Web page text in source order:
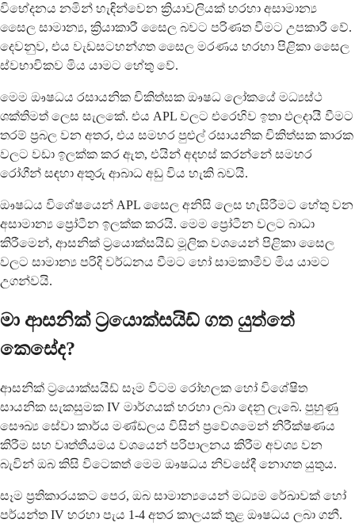
විභේදනය නමින් හැඳින්වෙන ක්‍රියාවලියක් හරහා අසාමාන්‍ය
සෛල සාමාන්‍ය, ක්‍රියාකාරී සෛල බවට පරිණත වීමට උපකාරී වේ.
දෙවනුව, එය වැඩසටහන්ගත සෛල මරණය හරහා පිළිකා සෛල
ස්වභාවිකව මිය යාමට හේතු වේ.
මෙම ඖෂධය රසායනික චිකිත්සක ඖෂධ ලෝකයේ මධ්‍යස්ථ
ශක්තිමත් ලෙස සැලකේ. එය APL වලට එරෙහිව ඉතා ඵලදායී වීමට
තරම් ප්‍රබල වන අතර, එය සමහර පුළුල් රසායනික චිකිත්සක කාරක
වලට වඩා ඉලක්ක කර ඇත, එයින් අදහස් කරන්නේ සමහර
රෝගීන් සඳහා අතුරු ආබාධ අඩු විය හැකි බවයි.
ඖෂධය විශේෂයෙන් APL සෛල අනිසි ලෙස හැසිරීමට හේතු වන
අසාමාන්‍ය ප්‍රෝටීන ඉලක්ක කරයි. මෙම ප්‍රෝටීන වලට බාධා
කිරීමෙන්, ආසනික් ට්‍රයොක්සයිඩ් මූලික වශයෙන් පිළිකා සෛල
වලට සාමාන්‍ය පරිදි වර්ධනය වීමට හෝ සාමකාමීව මිය යාමට
උගන්වයි.
මා ආසනික් ට්‍රයොක්සයිඩ් ගත යුත්තේ
කෙසේද?
ආසනික් ට්‍රයොක්සයිඩ් සෑම විටම රෝහලක හෝ විශේෂිත
සායනික සැකසුමක IV මාර්ගයක් හරහා ලබා දෙනු ලැබේ. පුහුණු
සෞඛ්‍ය සේවා කාර්ය මණ්ඩලය විසින් ප්‍රවේශමෙන් නිරීක්ෂණය
කිරීම සහ වෘත්තීයමය වශයෙන් පරිපාලනය කිරීම අවශ්‍ය වන
බැවින් ඔබ කිසි විටෙකත් මෙම ඖෂධය නිවසේදී නොගත යුතුය.
සෑම ප්‍රතිකාරයකට පෙර, ඔබ සාමාන්‍යයෙන් මධ්‍යම රේඛාවක් හෝ
පර්යන්ත IV හරහා පැය 1-4 අතර කාලයක් තුළ ඖෂධය ලබා ගනී.